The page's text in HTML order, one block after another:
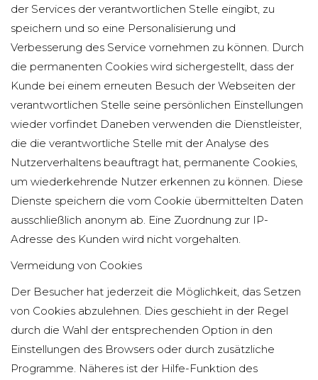
der Services der verantwortlichen Stelle eingibt, zu
speichern und so eine Personalisierung und
Verbesserung des Service vornehmen zu können. Durch
die permanenten Cookies wird sichergestellt, dass der
Kunde bei einem erneuten Besuch der Webseiten der
verantwortlichen Stelle seine persönlichen Einstellungen
wieder vorfindet Daneben verwenden die Dienstleister,
die die verantwortliche Stelle mit der Analyse des
Nutzerverhaltens beauftragt hat, permanente Cookies,
um wiederkehrende Nutzer erkennen zu können. Diese
Dienste speichern die vom Cookie übermittelten Daten
ausschließlich anonym ab. Eine Zuordnung zur IP-
Adresse des Kunden wird nicht vorgehalten.
Vermeidung von Cookies
Der Besucher hat jederzeit die Möglichkeit, das Setzen
von Cookies abzulehnen. Dies geschieht in der Regel
durch die Wahl der entsprechenden Option in den
Einstellungen des Browsers oder durch zusätzliche
Programme. Näheres ist der Hilfe-Funktion des